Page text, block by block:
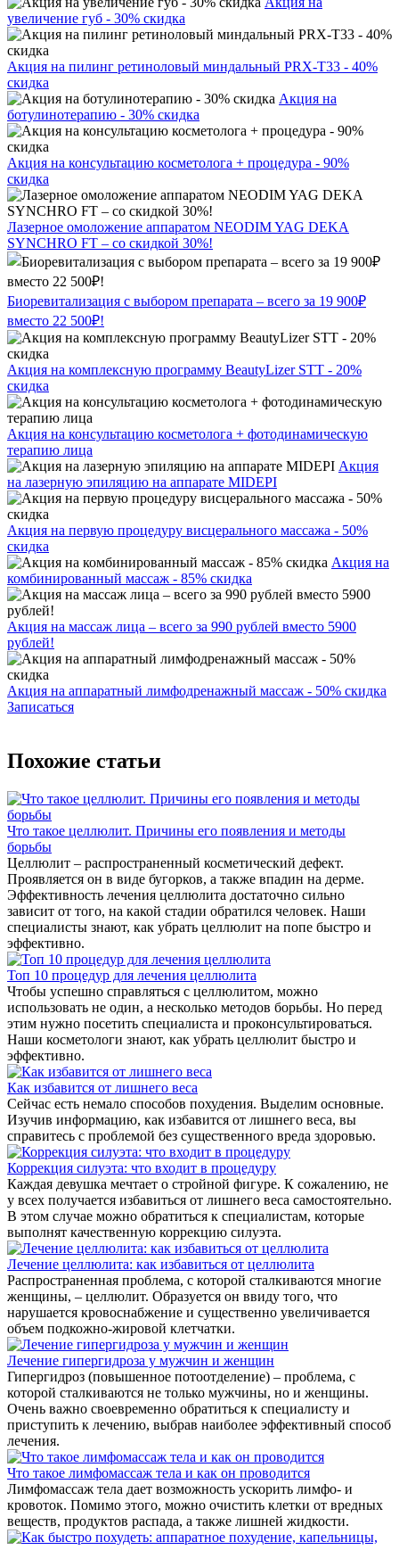
увеличение губ - 30% скидка
Акция на пилинг ретиноловый миндальный PRX-T33 - 40%
скидка
Акция на
ботулинотерапию - 30% скидка
Акция на консультацию косметолога + процедура - 90%
скидка
Лазерное омоложение аппаратом NEODIM YAG DEKA
SYNCHRO FT – со скидкой 30%!
Биоревитализация с выбором препарата – всего за 19 900₽
вместо 22 500₽!
Акция на комплексную программу BeautyLizer STT - 20%
скидка
Акция на консультацию косметолога + фотодинамическую
терапию лица
Акция
на лазерную эпиляцию на аппарате MIDEPI
Акция на первую процедуру висцерального массажа - 50%
скидка
Акция на
комбинированный массаж - 85% скидка
Акция на массаж лица – всего за 990 рублей вместо 5900
рублей!
Акция на аппаратный лимфодренажный массаж - 50% скидка
Записаться
Похожие статьи
Что такое целлюлит. Причины его появления и методы
борьбы
Целлюлит – распространенный косметический дефект.
Проявляется он в виде бугорков, а также впадин на дерме.
Эффективность лечения целлюлита достаточно сильно
зависит от того, на какой стадии обратился человек. Наши
специалисты знают, как убрать целлюлит на попе быстро и
эффективно.
Топ 10 процедур для лечения целлюлита
Чтобы успешно справляться с целлюлитом, можно
использовать не один, а несколько методов борьбы. Но перед
этим нужно посетить специалиста и проконсультироваться.
Наши косметологи знают, как убрать целлюлит быстро и
эффективно.
Как избавится от лишнего веса
Сейчас есть немало способов похудения. Выделим основные.
Изучив информацию, как избавится от лишнего веса, вы
справитесь с проблемой без существенного вреда здоровью.
Коррекция силуэта: что входит в процедуру
Каждая девушка мечтает о стройной фигуре. К сожалению, не
у всех получается избавиться от лишнего веса самостоятельно.
В этом случае можно обратиться к специалистам, которые
выполнят качественную коррекцию силуэта.
Лечение целлюлита: как избавиться от целлюлита
Распространенная проблема, с которой сталкиваются многие
женщины, – целлюлит. Образуется он ввиду того, что
нарушается кровоснабжение и существенно увеличивается
объем подкожно-жировой клетчатки.
Лечение гипергидроза у мужчин и женщин
Гипергидроз (повышенное потоотделение) – проблема, с
которой сталкиваются не только мужчины, но и женщины.
Очень важно своевременно обратиться к специалисту и
приступить к лечению, выбрав наиболее эффективный способ
лечения.
Что такое лимфомассаж тела и как он проводится
Лимфомассаж тела дает возможность ускорить лимфо- и
кровоток. Помимо этого, можно очистить клетки от вредных
веществ, продуктов распада, а также лишней жидкости.